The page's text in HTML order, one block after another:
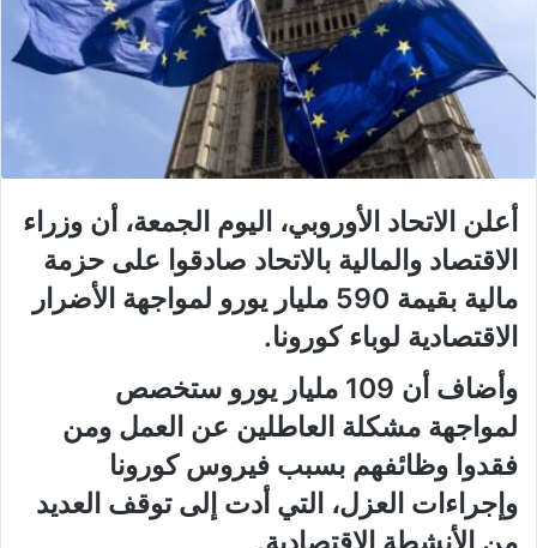
أعلن الاتحاد الأوروبي، اليوم الجمعة، أن وزراء
الاقتصاد والمالية بالاتحاد صادقوا على حزمة
مالية بقيمة 590 مليار يورو لمواجهة الأضرار
الاقتصادية لوباء كورونا.
وأضاف أن 109 مليار يورو ستخصص
لمواجهة مشكلة العاطلين عن العمل ومن
فقدوا وظائفهم بسبب فيروس كورونا
وإجراءات العزل، التي أدت إلى توقف العديد